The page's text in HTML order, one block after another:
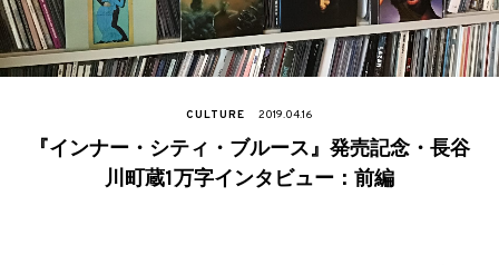
CULTURE 2019.04.16
『インナー・シティ・ブルース』発売記念・長谷
川町蔵1万字インタビュー：前編